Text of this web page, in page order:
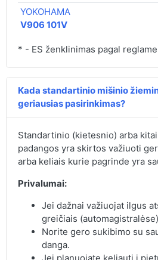
YOKOHAMA
V906 101V
* - ES ženklinimas pagal
Kada standartinio mišinio
geriausias pasirinkimas?
Standartinio (kietesnio) arba
padangos yra skirtos važiuoti
arba keliais kurie pagrinde yra
Privalumai:
Jei dažnai važiuojat ilgus
greičiais
Norite gero sukibimo su
danga.